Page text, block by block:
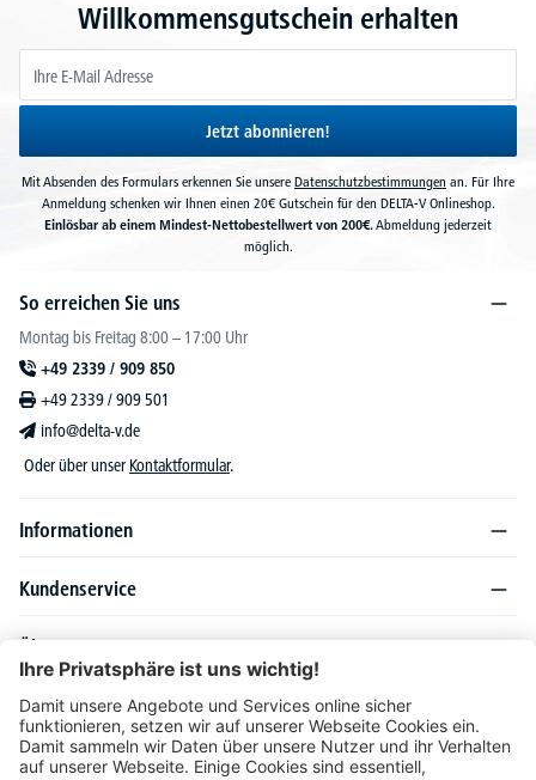
Willkommensgutschein erhalten
Jetzt abonnieren!
Mit Absenden des Formulars erkennen Sie unsere Datenschutzbestimmungen an. Für Ihre
Anmeldung schenken wir Ihnen einen 20€ Gutschein für den DELTA-V Onlineshop.
Einlösbar ab einem Mindest-Nettobestellwert von 200€.Abmeldung jederzeit
möglich.
So erreichen Sie uns
Montag bis Freitag 8:00 – 17:00 Uhr
+49 2339 / 909 850
+49 2339 / 909 501
info@delta-v.de
Oder über unser Kontaktformular.
Informationen
Kundenservice
Über DELTA-V
Produktsortiment
Ratgeber